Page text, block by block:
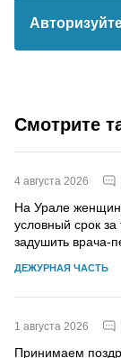
Смотрите
4 августа 2026
На Урале
условный срок за
задушить врача-
ДЕЖУРНАЯ ЧАСТЬ
1 августа 2026
Принимаем